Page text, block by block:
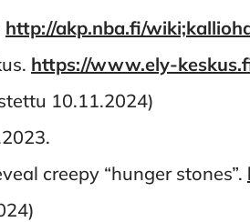
http://akp.nba.fi/
https://www.ely-
10.11.2024)
creepy “hunger stones”.